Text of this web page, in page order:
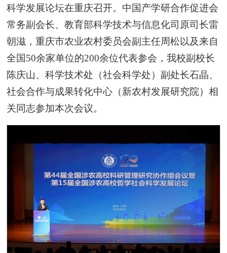
科学发展论坛在重庆召开。中国产学研合作促进会
常务副会长、教育部科学技术与信息化司原司长雷
朝滋，重庆市农业农村委员会副主任周松以及来自
全国50余家单位的200余位代表参会，我校副校长
陈庆山、科学技术处（社会科学处）副处长石晶、
社会合作与成果转化中心（新农村发展研究院）相
关同志参加本次会议。